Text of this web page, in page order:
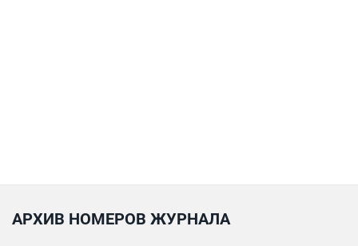
АРХИВ НОМЕРОВ ЖУРНАЛА